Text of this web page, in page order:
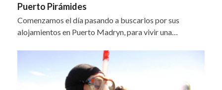
Puerto Pirámides
Comenzamos el día pasando a buscarlos por sus
alojamientos en Puerto Madryn, para vivir una…